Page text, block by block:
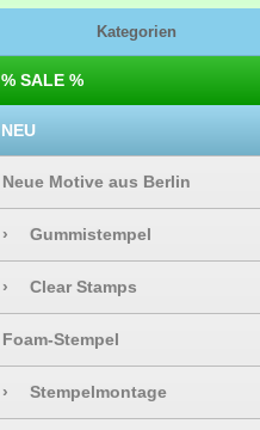
Kategorien
% SALE %
NEU
Neue Motive aus Berlin
› Gummistempel
› Clear Stamps
Foam-Stempel
› Stempelmontage